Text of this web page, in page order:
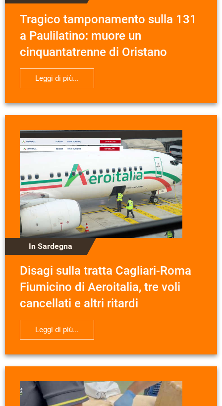
Tragico tamponamento sulla 131
a Paulilatino: muore un
cinquantatrenne di Oristano
Leggi di più...
In Sardegna
Disagi sulla tratta Cagliari-Roma
Fiumicino di Aeroitalia, tre voli
cancellati e altri ritardi
Leggi di più...